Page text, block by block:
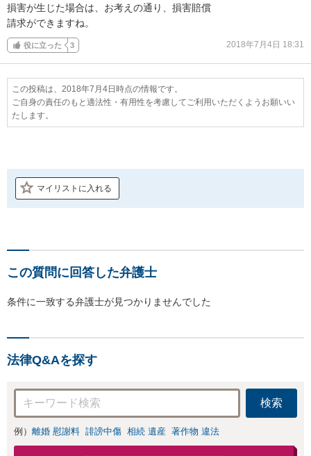
損害が生じた場合は、お考えの通り、損害賠償
請求ができますね。
役に立った 3 2018年7月4日 18:31
この投稿は、2018年7月4日時点の情報です。
ご自身の責任のもと適法性・有用性を考慮してご利用いただくようお願いい
たします。
マイリストに入れる
この質問に回答した弁護士
条件に一致する弁護士が見つかりませんでした
法律Q&Aを探す
検索
例） 離婚 慰謝料 誹謗中傷 相続 遺産 著作物 違法